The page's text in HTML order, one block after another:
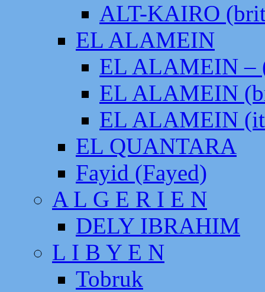
ALT-KAIRO
EL ALAMEIN
EL ALAMEIN –
EL ALAMEIN
EL ALAMEIN
EL QUANTARA
Fayid (Fayed)
A L G E R I E N
DELY IBRAHIM
L I B Y E N
Tobruk